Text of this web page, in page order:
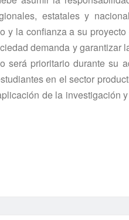
estatales y
y la confianza a su
demanda y
será prioritario durante su
en el sector
de la investigación